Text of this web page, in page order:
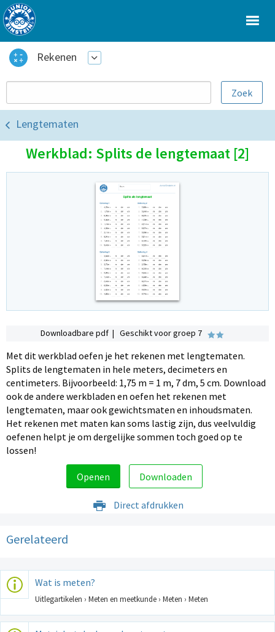
Rekenen
Lengtematen
Werkblad: Splits de lengtemaat [2]
Downloadbare pdf | Geschikt voor groep 7
Met dit werkblad oefen je het rekenen met lengtematen.
Splits de lengtematen in hele meters, decimeters en
centimeters. Bijvoorbeeld: 1,75 m = 1 m, 7 dm, 5 cm. Download
ook de andere werkbladen en oefen het rekenen met
lengtematen, maar ook gewichtsmaten en inhoudsmaten.
Het rekenen met maten kan soms lastig zijn, dus veelvuldig
oefenen helpt je om dergelijke sommen toch goed op te
lossen!
Openen Downloaden
Direct afdrukken
Gerelateerd
Wat is meten?
Uitlegartikelen › Meten en meetkunde › Meten › Meten